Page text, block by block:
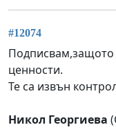
#12074
Подписвам,защото
ценности.
Те са извън
Никол Георгиева